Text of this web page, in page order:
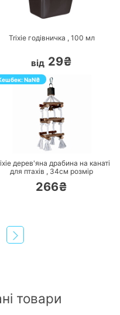
ПЕРЕЙТИ
Trixie годівничка , 100 мл
від 29₴
NaN₴
ПЕРЕЙТИ
дерев'яна драбина на канаті
для птахів , 34см розмір
266₴
товари